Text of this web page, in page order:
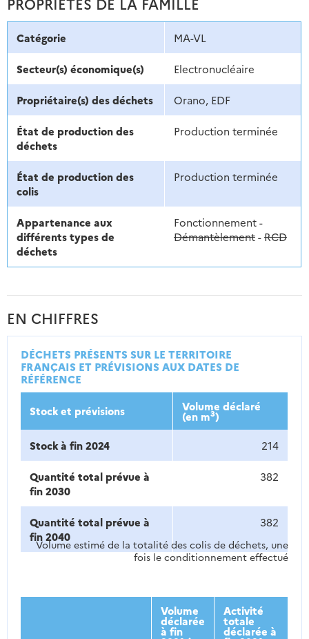
Catégorie MA-VL
Secteur(s) économique(s) Electronucléaire
Propriétaire(s) des déchets Orano, EDF
État de production des
déchets
Production terminée
État de production des
colis
Production terminée
Appartenance aux
différents types de
déchets
Fonctionnement -
Démantèlement-RCD
EN CHIFFRES
DÉCHETS PRÉSENTS SUR LE TERRITOIRE
FRANÇAIS ET PRÉVISIONS AUX DATES DE
RÉFÉRENCE
Stock et prévisions Volume déclaré
(en m3)
Stock à fin 2024
214
Quantité total prévue à
fin 2030
382
Quantité total prévue à
fin 2040
382
Volume estimé de la totalité des colis de déchets, une
fois le conditionnement effectué
Volume
déclarée
à fin
Activité
totale
déclarée à